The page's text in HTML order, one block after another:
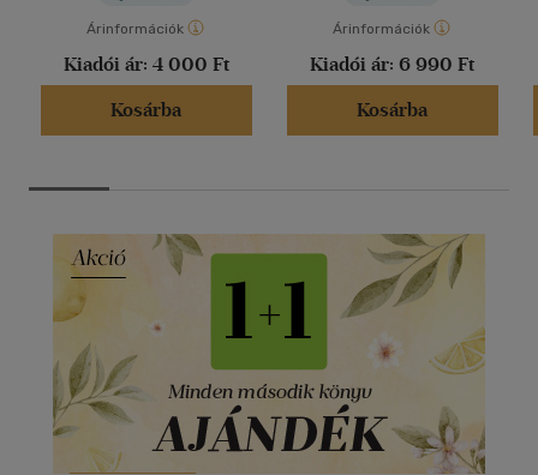
Árinformációk
Kiadói ár: 4 000 Ft
Kosárba
Árinformációk
Kiadói ár: 6 990 Ft
Kosárba